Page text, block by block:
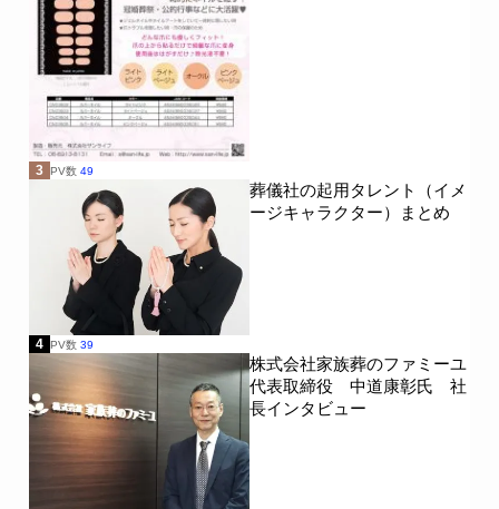
3 PV数 49
葬儀社の起用タレント（イメ
ージキャラクター）まとめ
4 PV数 39
株式会社家族葬のファミーユ
代表取締役 中道康彰氏 社
長インタビュー